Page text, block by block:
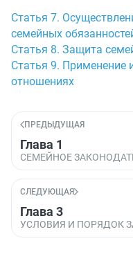
Статья 7.
семейных
Статья 8. Защита
Статья 9. Применение
отношениях
ПРЕДЫДУЩАЯ
Глава 1
СЕМЕЙНОЕ
СЛЕДУЮЩАЯ
Глава 3
УСЛОВИЯ И ПОРЯДОК